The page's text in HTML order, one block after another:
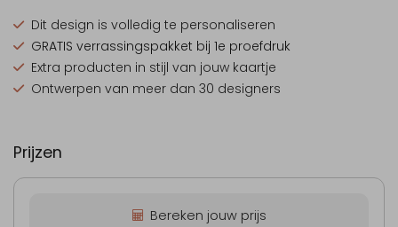
Dit design is volledig te personaliseren
GRATIS verrassingspakket bij 1e proefdruk
Extra producten in stijl van jouw kaartje
Ontwerpen van meer dan 30 designers
Prijzen
Bereken jouw prijs